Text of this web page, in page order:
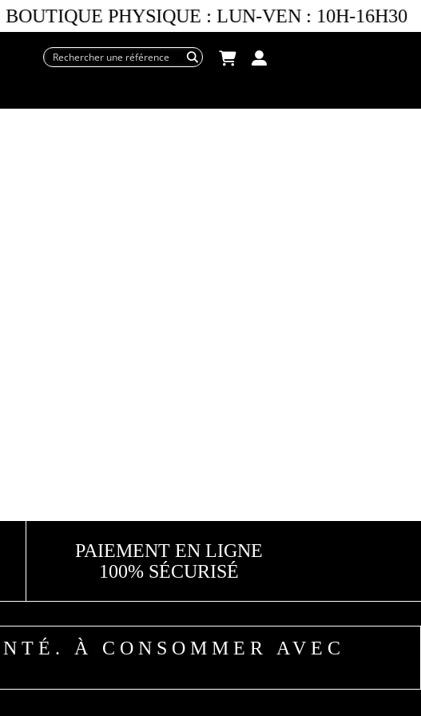
BOUTIQUE PHYSIQUE : LUN-VEN : 10H-16H30
PAIEMENT EN LIGNE
100% SÉCURISÉ
À CONSOMMER AVEC